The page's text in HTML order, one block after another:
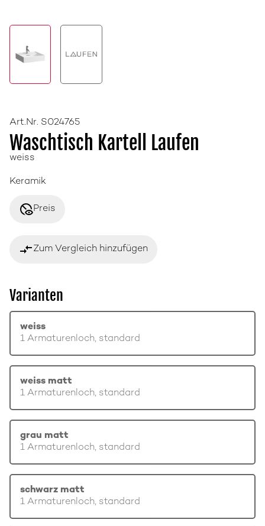
Art.Nr. S024765
Waschtisch Kartell Laufen
weiss
Keramik
disabled_visiblePreis
compare_arrowsZum Vergleich hinzufügen
Varianten
weiss
1 Armaturenloch, standard
weiss matt
1 Armaturenloch, standard
grau matt
1 Armaturenloch, standard
schwarz matt
1 Armaturenloch, standard